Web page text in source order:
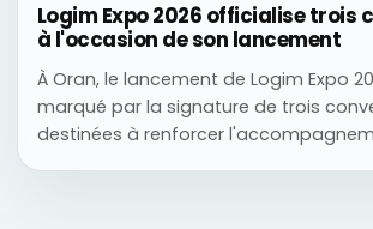
Logim Expo 2026 officialise trois
à l'occasion de son lancement
À Oran, le lancement de Logim Expo
marqué par la signature de trois
destinées à renforcer